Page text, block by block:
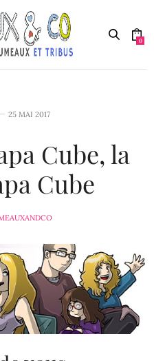
0
25 MAI 2017
Cube, la
Cube